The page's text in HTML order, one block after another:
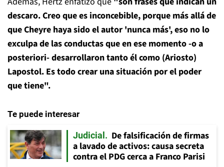
descaro. Creo que es inconcebible, porque más allá de
que Cheyre haya sido el autor 'nunca más', eso no lo
exculpa de las conductas que en ese momento -o a
posteriori- desarrollaron tanto él como (Ariosto)
Lapostol. Es todo crear una situación por el poder
que tiene".
Te puede interesar
Judicial
De falsificación de firmas
a lavado de activos: causa secreta
contra el PDG cerca a Franco Parisi